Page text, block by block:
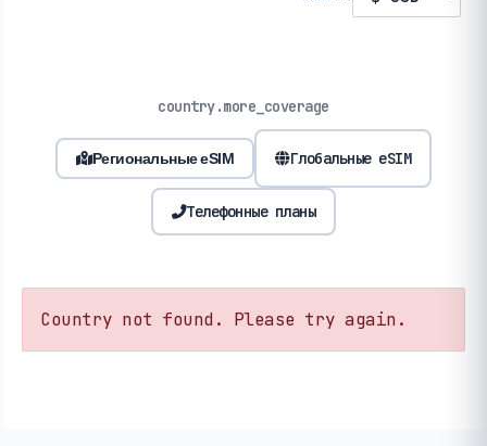
country.more_coverage
Региональные eSIM Глобальные eSIM
Телефонные планы
Country not found. Please try again.